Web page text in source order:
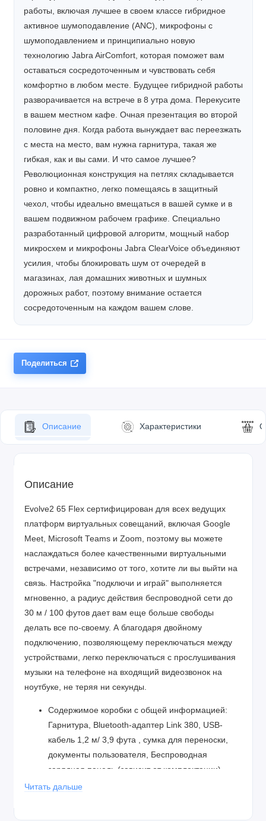
работы, включая лучшее в своем классе гибридное
активное шумоподавление (ANC), микрофоны с
шумоподавлением и принципиально новую
технологию Jabra AirComfort, которая поможет вам
оставаться сосредоточенным и чувствовать себя
комфортно в любом месте. Будущее гибридной работы
разворачивается на встрече в 8 утра дома. Перекусите
в вашем местном кафе. Очная презентация во второй
половине дня. Когда работа вынуждает вас переезжать
с места на место, вам нужна гарнитура, такая же
гибкая, как и вы сами. И что самое лучшее?
Революционная конструкция на петлях складывается
ровно и компактно, легко помещаясь в защитный
чехол, чтобы идеально вмещаться в вашей сумке и в
вашем подвижном рабочем графике. Специально
разработанный цифровой алгоритм, мощный набор
микросхем и микрофоны Jabra ClearVoice объединяют
усилия, чтобы блокировать шум от очередей в
магазинах, лая домашних животных и шумных
дорожных работ, поэтому внимание остается
сосредоточенным на каждом вашем слове.
Поделиться
Описание Характеристики
Описание
Evolve2 65 Flex сертифицирован для всех ведущих
платформ виртуальных совещаний, включая Google
Meet, Microsoft Teams и Zoom, поэтому вы можете
наслаждаться более качественными виртуальными
встречами, независимо от того, хотите ли вы выйти на
связь. Настройка "подключи и играй" выполняется
мгновенно, а радиус действия беспроводной сети до
30 м / 100 футов дает вам еще больше свободы
делать все по-своему. А благодаря двойному
подключению, позволяющему переключаться между
устройствами, легко переключаться с прослушивания
музыки на телефоне на входящий видеозвонок на
ноутбуке, не теряя ни секунды.
Содержимое коробки с общей информацией:
Гарнитура, Bluetooth-адаптер Link 380, USB-
кабель 1,2 м/ 3,9 фута , сумка для переноски,
документы пользователя, Беспроводная
зарядная панель (зависит от комплектации)
Размеры упаковки (ШхВхГ): 225 мм x 112 мм x
Читать дальше